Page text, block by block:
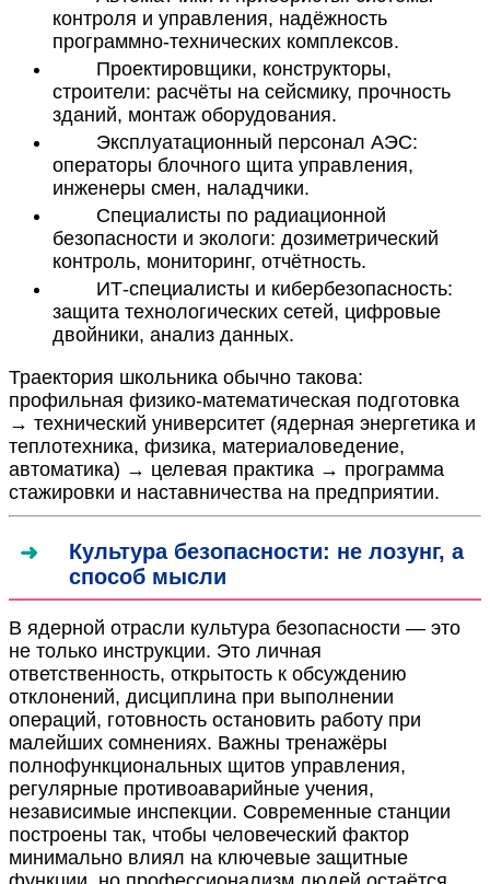
контроля и управления, надёжность
программно-технических комплексов.
Проектировщики, конструкторы,
строители: расчёты на сейсмику, прочность
зданий, монтаж оборудования.
Эксплуатационный персонал АЭС:
операторы блочного щита управления,
инженеры смен, наладчики.
Специалисты по радиационной
безопасности и экологи: дозиметрический
контроль, мониторинг, отчётность.
ИТ-специалисты и кибербезопасность:
защита технологических сетей, цифровые
двойники, анализ данных.
Траектория школьника обычно такова:
профильная физико-математическая подготовка
→ технический университет (ядерная энергетика и
теплотехника, физика, материаловедение,
автоматика) → целевая практика → программа
стажировки и наставничества на предприятии.
Культура безопасности: не лозунг, а
способ мысли
В ядерной отрасли культура безопасности — это
не только инструкции. Это личная
ответственность, открытость к обсуждению
отклонений, дисциплина при выполнении
операций, готовность остановить работу при
малейших сомнениях. Важны тренажёры
полнофункциональных щитов управления,
регулярные противоаварийные учения,
независимые инспекции. Современные станции
построены так, чтобы человеческий фактор
минимально влиял на ключевые защитные